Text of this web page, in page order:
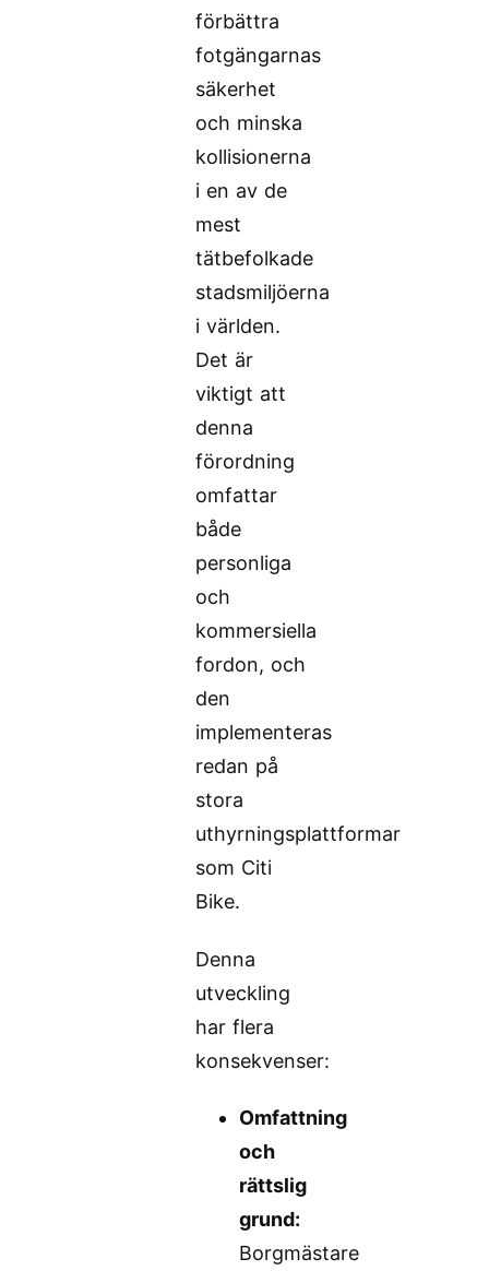
förbättra
fotgängarnas
säkerhet
och minska
kollisionerna
i en av de
mest
tätbefolkade
stadsmiljöerna
i världen.
Det är
viktigt att
denna
förordning
omfattar
både
personliga
och
kommersiella
fordon, och
den
implementeras
redan på
stora
uthyrningsplattformar
som Citi
Bike.
Denna
utveckling
har flera
konsekvenser:
Omfattning
och
rättslig
grund:
Borgmästare